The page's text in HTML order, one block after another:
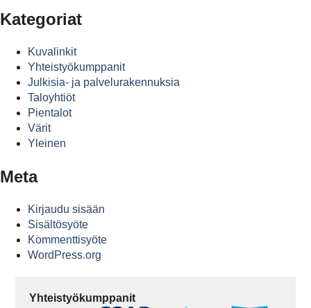
Kategoriat
Kuvalinkit
Yhteistyökumppanit
Julkisia- ja palvelurakennuksia
Taloyhtiöt
Pientalot
Värit
Yleinen
Meta
Kirjaudu sisään
Sisältösyöte
Kommenttisyöte
WordPress.org
Yhteistyökumppanit